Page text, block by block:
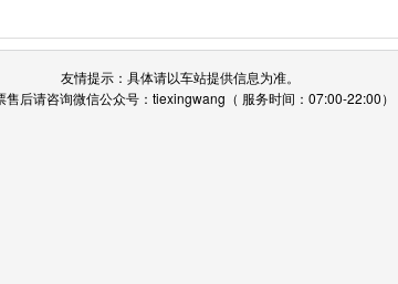
友情提示：具体请以车站提供信息为准。
售后请咨询微信公众号：tiexingwang（ 服务时间：07:00-22:00）